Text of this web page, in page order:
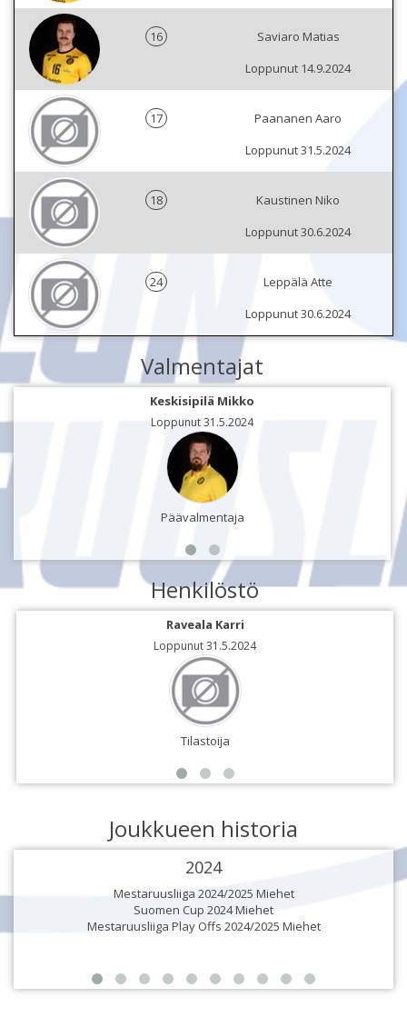
16
Saviaro Matias
Loppunut 14.9.2024
17
Paananen Aaro
Loppunut 31.5.2024
18
Kaustinen Niko
Loppunut 30.6.2024
24
Leppälä Atte
Loppunut 30.6.2024
Valmentajat
Keskisipilä Mikko
Loppunut 31.5.2024
Päävalmentaja
Henkilöstö
Raveala Karri
Loppunut 31.5.2024
Tilastoija
Joukkueen historia
2024
Mestaruusliiga 2024/2025 Miehet
Suomen Cup 2024 Miehet
Mestaruusliiga Play Offs 2024/2025 Miehet